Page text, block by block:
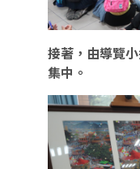
接著，由導覽
集中。